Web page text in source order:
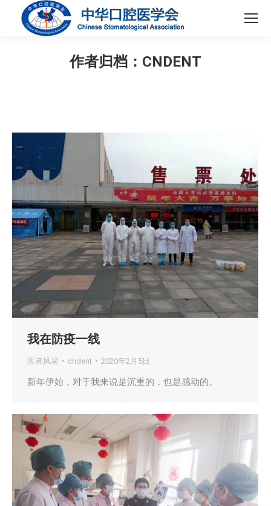
作者归档： CNDENT
我在防疫一线
医者风采 cndent 2020年2月5日
新年伊始，对于我来说是沉重的，也是感动的。